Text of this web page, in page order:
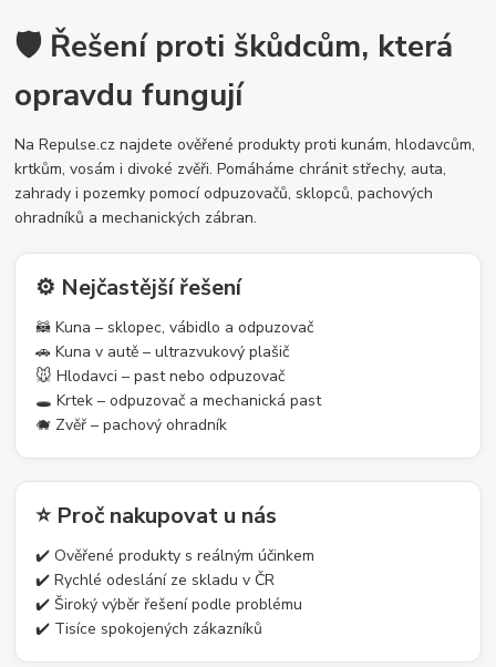
🛡️ Řešení proti škůdcům, která
opravdu fungují
Na Repulse.cz najdete ověřené produkty proti kunám, hlodavcům,
krtkům, vosám i divoké zvěři. Pomáháme chránit střechy, auta,
zahrady i pozemky pomocí odpuzovačů, sklopců, pachových
ohradníků a mechanických zábran.
⚙️ Nejčastější řešení
🦝 Kuna – sklopec, vábidlo a odpuzovač
🚗 Kuna v autě – ultrazvukový plašič
🐭 Hlodavci – past nebo odpuzovač
🕳️ Krtek – odpuzovač a mechanická past
🐗 Zvěř – pachový ohradník
⭐ Proč nakupovat u nás
✔️ Ověřené produkty s reálným účinkem
✔️ Rychlé odeslání ze skladu v ČR
✔️ Široký výběr řešení podle problému
✔️ Tisíce spokojených zákazníků